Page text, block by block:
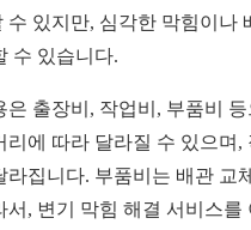
수 있지만, 심각한 막힘이나
수 있습니다.
은 출장비, 작업비, 부품비
리에 따라 달라질 수 있으며
라집니다. 부품비는 배관 교
서, 변기 막힘 해결 서비스를